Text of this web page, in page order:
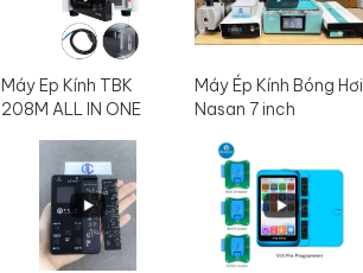
Máy Ep Kính TBK
208M ALL IN ONE
Máy Ép Kính Bóng Hơi
Nasan 7 inch